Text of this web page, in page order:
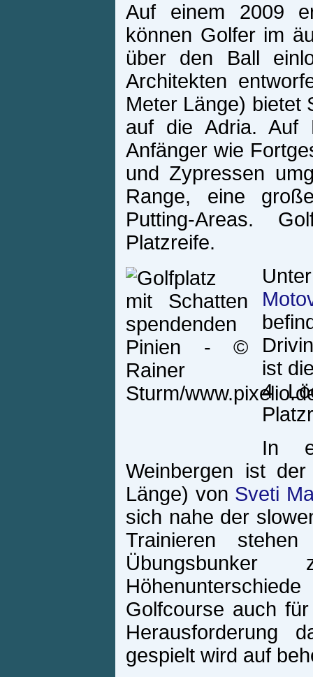
Auf einem 2009
können Golfer im
über den Ball
Architekten
Meter Länge) bietet
auf die Adria. Auf
Anfänger wie
und Zypressen
Range, eine
Putting-Areas.
Platzreife.
ist
4
In
Weinbergen ist
Länge) von Sveti
sich nahe der
Trainieren
Golfcourse auch
Herausforderung
gespielt wird auf